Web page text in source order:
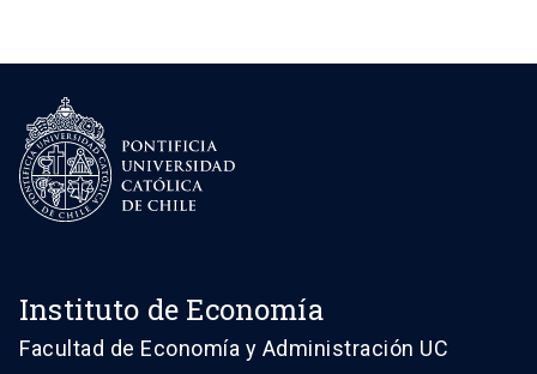
Instituto de Economía
Facultad de Economía y Administración UC